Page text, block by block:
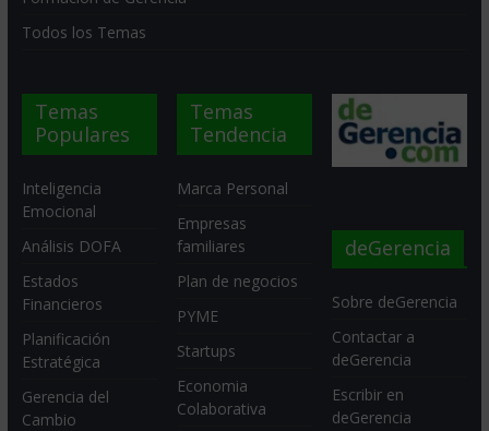
Todos los Temas
Temas
Populares
Inteligencia
Emocional
Análisis DOFA
Estados
Financieros
Planificación
Estratégica
Gerencia del
Cambio
Temas
Tendencia
Marca Personal
Empresas
familiares
Plan de negocios
PYME
Startups
Economia
Colaborativa
deGerencia
Sobre deGerencia
Contactar a
deGerencia
Escribir en
deGerencia